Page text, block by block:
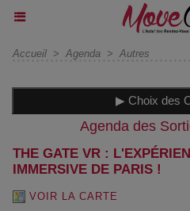
Accueil > Agenda > Autres
▶ Choix des
Agenda des
THE GATE VR :
IMMERSIVE DE PARIS !
VOIR LA CARTE